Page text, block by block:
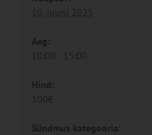
10. juuni 2025
Aeg:
10:00 - 15:00
Hind:
100€
Sündmus kategooria: